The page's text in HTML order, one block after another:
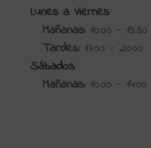
Lunes a Viernes
Mañanas: 10:00 - 13:30
Tardes: 17:00 - 20:00
Sábados
Mañanas: 10:00 - 14:00